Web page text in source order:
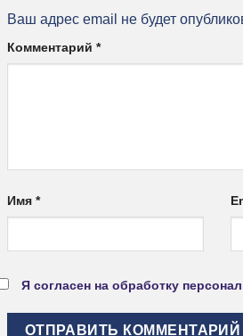
Ваш адрес email не будет
Комментарий *
Имя *
Я согласен на обработку